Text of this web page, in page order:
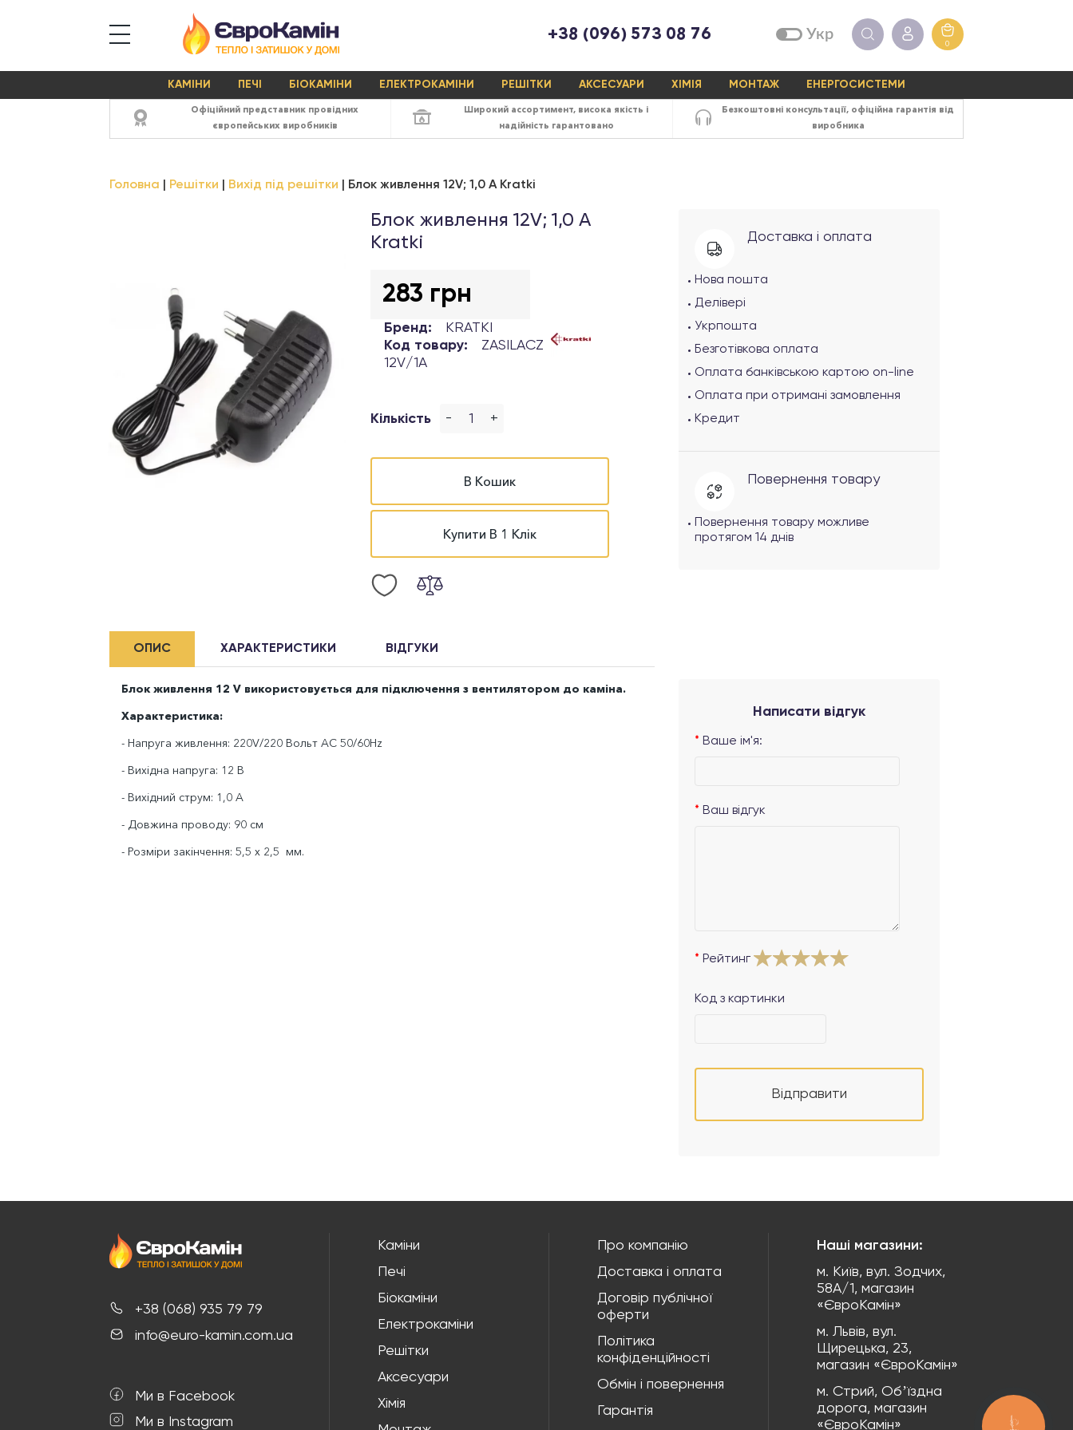
+38 (096) 573 08 76 Укр
0
КАМІНИ ПЕЧІ БІОКАМІНИ ЕЛЕКТРОКАМІНИ РЕШІТКИ АКСЕСУАРИ ХІМІЯ МОНТАЖ ЕНЕРГОСИСТЕМИ
Офіційний представник провідних
європейських виробників
Широкий ассортимент, висока якість і
надійність гарантовано
Безкоштовні консультації, офіційна гарантія від
виробника
Головна Решітки Вихід під решітки Блок живлення 12V; 1,0 A Kratki
Блок живлення 12V; 1,0 A
Kratki
283 грн
Бренд:
KRATKI
Код товару:
ZASILACZ
12V/1A
Кількість - +
В Кошик
Купити В 1 Клік
Доставка і оплата
Нова пошта
Делівері
Укрпошта
Безготівкова оплата
Оплата банківською картою on-line
Оплата при отримані замовлення
Кредит
Повернення товару
Повернення товару можливе
протягом 14 днів
ОПИС ХАРАКТЕРИСТИКИ ВІДГУКИ
Блок живлення 12 V використовується для підключення з вентилятором до каміна.
Характеристика:
- Напруга живлення: 220V/220 Вольт AC 50/60Hz
- Вихідна напруга: 12 В
- Вихідний струм: 1,0 A
- Довжина проводу: 90 см
- Розміри закінчення: 5,5 x 2,5 мм.
Написати відгук
Ваше ім'я:
Ваш відгук
Рейтинг
Код з картинки
Відправити
+38 (068) 935 79 79
info@euro-kamin.com.ua
Ми в Facebook
Ми в Instagram
Каміни
Печі
Біокаміни
Електрокаміни
Решітки
Аксесуари
Хімія
Про компанію
Доставка і оплата
Договір публічної
оферти
Політика
конфіденційності
Обмін і повернення
Гарантія
Наші магазини:
м. Київ, вул. Зодчих,
58А/1, магазин
«ЄвроКамін»
м. Львів, вул.
Щирецька, 23,
магазин «ЄвроКамін»
м. Стрий, Обʼїздна
дорога, магазин
«ЄвроКамін»
КНОПКА